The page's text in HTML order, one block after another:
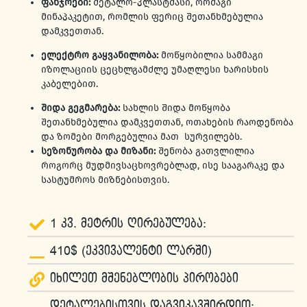
მინაპაკეტით, რომლის ფერიც შეთანხმებულია
დამკვეთთან.
ელექტრო გაყვანილობა:მოწყობილია სამმაგი
იზოლაციის ცეცხლგამძლე უმაღლესი ხარისხის
კაბელებით.
შიდა გეგმარება:სახლის შიდა მოწყობა
შეთანხმებულია დამკვეთთან, ოთახების რაოდენობა
და ზომები მორგებულია მათ სურვილებს.
სეზონურობა და მიზანი:შენობა გათვლილია
როგორც მუდმივსაცხოვრებლად, ისე სააგარაკე და
სასტუმროს მიზნებისთვის.
1 კვ. მეტრის ღირებულება:
410$ (ეკვივალენტი ლარში)
იხილეთ მშენებლობის პირობები